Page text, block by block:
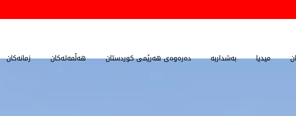
میدیا بەشداربە دەرەوەی هەرێمی کوردستان هەڵمەتەکان زمانەکان